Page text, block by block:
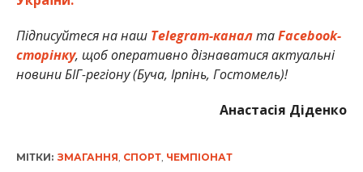
Підписуйтеся на наш Telegram-каналтаFacebook-
сторінку, щоб оперативно дізнаватися актуальні
новини БІГ-регіону (Буча, Ірпінь, Гостомель)!
Анастасія Діденко
МІТКИ: ЗМАГАННЯ СПОРТ, ЧЕМПІОНАТ